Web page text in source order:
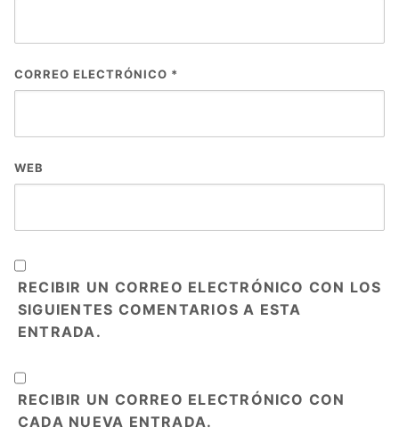
CORREO ELECTRÓNICO *
WEB
RECIBIR UN CORREO ELECTRÓNICO CON LOS
SIGUIENTES COMENTARIOS A ESTA
ENTRADA.
RECIBIR UN CORREO ELECTRÓNICO CON
CADA NUEVA ENTRADA.